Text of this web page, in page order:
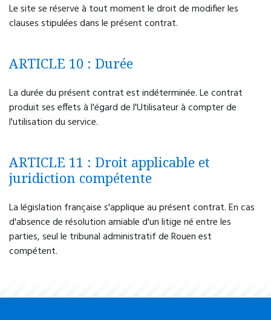
Le site se réserve à tout moment le droit de modifier les
clauses stipulées dans le présent contrat.
ARTICLE 10 : Durée
La durée du présent contrat est indéterminée. Le contrat
produit ses effets à l'égard de l'Utilisateur à compter de
l'utilisation du service.
ARTICLE 11 : Droit applicable et
juridiction compétente
La législation française s'applique au présent contrat. En cas
d'absence de résolution amiable d'un litige né entre les
parties, seul le tribunal administratif de Rouen est
compétent.